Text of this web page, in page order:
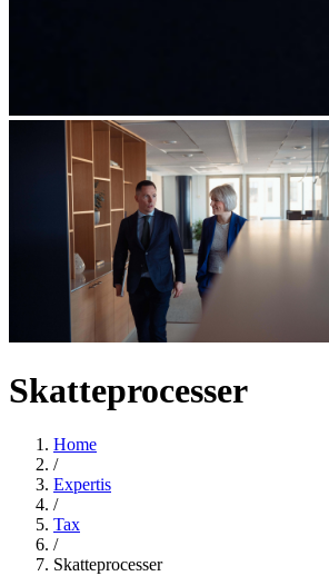
Skatteprocesser
Home
/
Expertis
/
Tax
/
Skatteprocesser